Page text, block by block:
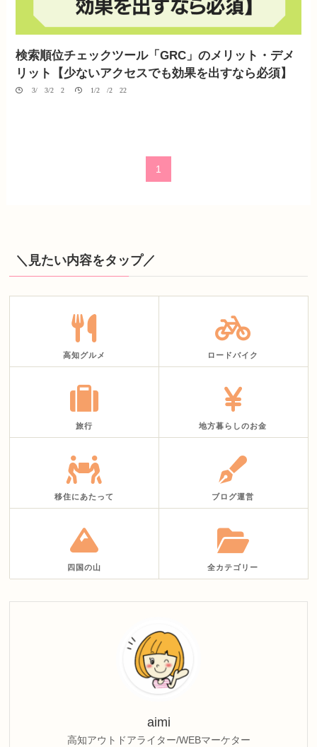
検索順位チェックツール「GRC」のメリット・デメ
リット【少ないアクセスでも効果を出すなら必須】
03/03/2020 01/20/2022
1
＼見たい内容をタップ／
高知グルメ ロードバイク
旅行 地方暮らしのお金
移住にあたって ブログ運営
四国の山 全カテゴリー
aimi
高知アウトドアライター/WEBマーケター